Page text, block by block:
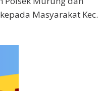
Masyarakat Kec.